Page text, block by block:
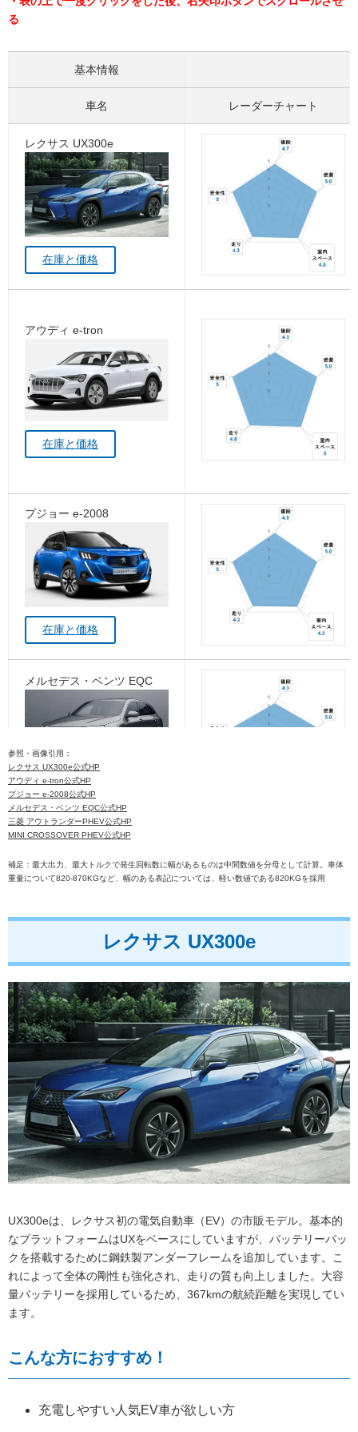
る
基本情報
車名 レーダーチャート
レクサス UX300e
在庫と価格
アウディ e-tron
在庫と価格
プジョー e-2008
在庫と価格
メルセデス・ベンツ EQC
在庫と価格
三菱 アウトランダーPHEV
在庫と価格
MINI CROSSOVER PHEV
在庫と価格
参照・画像引用：
レクサス UX300e公式HP
アウディ e-tron公式HP
プジョー e-2008公式HP
メルセデス・ベンツ EQC公式HP
三菱 アウトランダーPHEV公式HP
MINI CROSSOVER PHEV公式HP
補足：最大出力、最大トルクで発生回転数に幅があるものは中間数値を分母として計算。車体
重量について820-870KGなど、幅のある表記については、軽い数値である820KGを採用
レクサス UX300e
UX300eは、レクサス初の電気自動車（EV）の市販モデル。基本的
なプラットフォームはUXをベースにしていますが、バッテリーパッ
クを搭載するために鋼鉄製アンダーフレームを追加しています。こ
れによって全体の剛性も強化され、走りの質も向上しました。大容
量バッテリーを採用しているため、367kmの航続距離を実現してい
ます。
こんな方におすすめ！
充電しやすい人気EV車が欲しい方